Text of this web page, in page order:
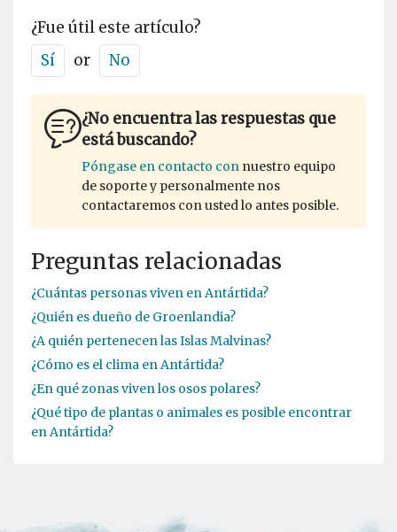
¿Fue útil este artículo?
Sí
or No
¿No encuentra las respuestas que
está buscando?
Póngase en contacto con nuestro equipo
de soporte y personalmente nos
contactaremos con usted lo antes posible.
Preguntas relacionadas
¿Cuántas personas viven en Antártida?
¿Quién es dueño de Groenlandia?
¿A quién pertenecen las Islas Malvinas?
¿Cómo es el clima en Antártida?
¿En qué zonas viven los osos polares?
¿Qué tipo de plantas o animales es posible encontrar
en Antártida?